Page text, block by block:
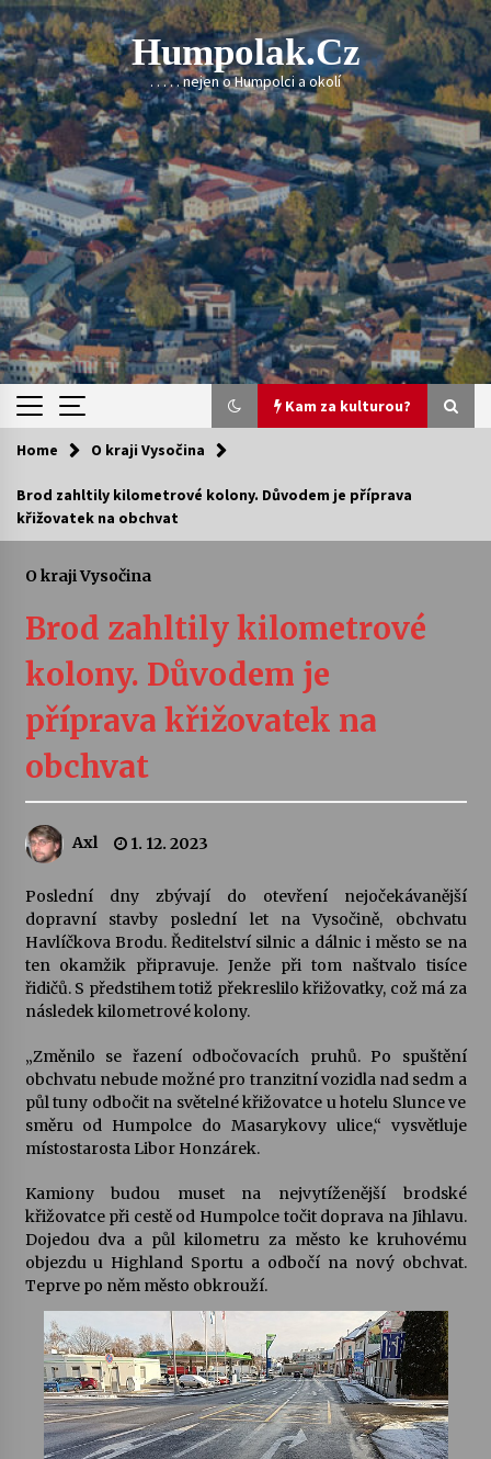
Skip
to
content
Humpolak.cz
. . . . . nejen o Humpolci a okolí
Kam za kulturou?
Kam za kulturou?
Vernisáž výstavy Josefíny Duškové: Stávám se
30. 7. 2026
Veselí muzikanti
šedesátka: 28. 7.–1. 8. 2026
Letní koncerty ve Stromovce: Kolchoz a
Jenakaši
28. 7. 2026
23. 7. 2026
Letní koncerty ve Stromovce: Rufus Miller
22. 7. 2026
Vysočinka
17. 7. 2026
Ozvěny prázdnin
14. 7. 2026
Za kulturou kousek za Humpolec. V Želivě ožije
odkaz Josefa Čapka
Home O kraji Vysočina
Brod zahltily kilometrové kolony. Důvodem je příprava
křižovatek na obchvat
O kraji Vysočina
Brod zahltily kilometrové
kolony. Důvodem je
příprava křižovatek na
obchvat
Axl 1. 12. 2023
Poslední dny zbývají do otevření nejočekávanější
dopravní stavby poslední let na Vysočině, obchvatu
Havlíčkova Brodu. Ředitelství silnic a dálnic i město se na
ten okamžik připravuje. Jenže při tom naštvalo tisíce
řidičů. S předstihem totiž překreslilo křižovatky, což má za
následek kilometrové kolony.
„Změnilo se řazení odbočovacích pruhů. Po spuštění
obchvatu nebude možné pro tranzitní vozidla nad sedm a
půl tuny odbočit na světelné křižovatce u hotelu Slunce ve
směru od Humpolce do Masarykovy ulice,“ vysvětluje
místostarosta Libor Honzárek.
Kamiony budou muset na nejvytíženější brodské
křižovatce při cestě od Humpolce točit doprava na Jihlavu.
Dojedou dva a půl kilometru za město ke kruhovému
objezdu u Highland Sportu a odbočí na nový obchvat.
Teprve po něm město obkrouží.